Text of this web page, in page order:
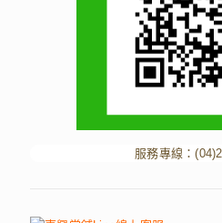
服務專線：